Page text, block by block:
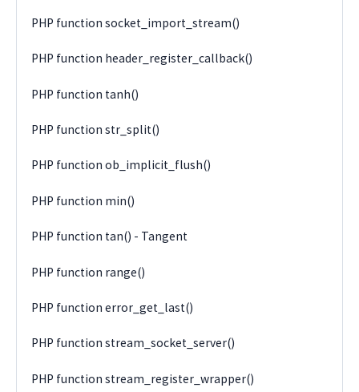
PHP function socket_import_stream()
PHP function header_register_callback()
PHP function tanh()
PHP function str_split()
PHP function ob_implicit_flush()
PHP function min()
PHP function tan() - Tangent
PHP function range()
PHP function error_get_last()
PHP function stream_socket_server()
PHP function stream_register_wrapper()